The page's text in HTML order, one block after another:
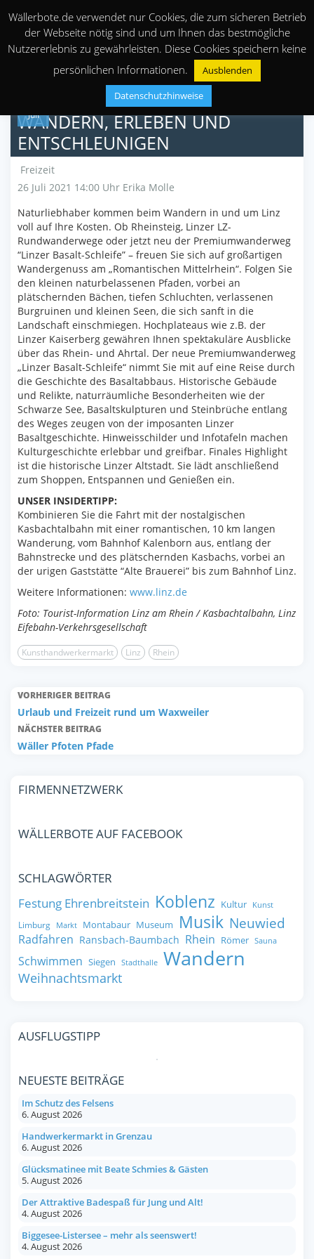
Juli
WANDERN, ERLEBEN UND
ENTSCHLEUNIGEN
Freizeit
26 Juli 2021 14:00 Uhr Erika Molle
Naturliebhaber kommen beim Wandern in und um Linz
voll auf Ihre Kosten. Ob Rheinsteig, Linzer LZ-
Rundwanderwege oder jetzt neu der Premiumwanderweg
“Linzer Basalt-Schleife” – freuen Sie sich auf großartigen
Wandergenuss am „Romantischen Mittelrhein“. Folgen Sie
den kleinen naturbelassenen Pfaden, vorbei an
plätschernden Bächen, tiefen Schluchten, verlassenen
Burgruinen und kleinen Seen, die sich sanft in die
Landschaft einschmiegen. Hochplateaus wie z.B. der
Linzer Kaiserberg gewähren Ihnen spektakuläre Ausblicke
über das Rhein- und Ahrtal. Der neue Premiumwanderweg
„Linzer Basalt-Schleife“ nimmt Sie mit auf eine Reise durch
die Geschichte des Basaltabbaus. Historische Gebäude
und Relikte, naturräumliche Besonderheiten wie der
Schwarze See, Basaltskulpturen und Steinbrüche entlang
des Weges zeugen von der imposanten Linzer
Basaltgeschichte. Hinweisschilder und Infotafeln machen
Kulturgeschichte erlebbar und greifbar. Finales Highlight
ist die historische Linzer Altstadt. Sie lädt anschließend
zum Shoppen, Entspannen und Genießen ein.
UNSER INSIDERTIPP:
Kombinieren Sie die Fahrt mit der nostalgischen
Kasbachtalbahn mit einer romantischen, 10 km langen
Wanderung, vom Bahnhof Kalenborn aus, entlang der
Bahnstrecke und des plätschernden Kasbachs, vorbei an
der urigen Gaststätte “Alte Brauerei” bis zum Bahnhof Linz.
Weitere Informationen: www.linz.de
Foto: Tourist-Information Linz am Rhein / Kasbachtalbahn, Linz
Eifebahn-Verkehrsgesellschaft
Kunsthandwerkermarkt Linz Rhein
VORHERIGER BEITRAG
Urlaub und Freizeit rund um Waxweiler
NÄCHSTER BEITRAG
Wäller Pfoten Pfade
FIRMENNETZWERK
WÄLLERBOTE AUF FACEBOOK
SCHLAGWÖRTER
Festung Ehrenbreitstein Koblenz Kultur Kunst
Limburg Markt Montabaur Museum Musik Neuwied
Radfahren Ransbach-Baumbach Rhein Römer Sauna
Schwimmen Siegen Stadthalle Wandern
Weihnachtsmarkt
AUSFLUGSTIPP
NEUESTE BEITRÄGE
Im Schutz des Felsens
6. August 2026
Handwerkermarkt in Grenzau
6. August 2026
Glücksmatinee mit Beate Schmies & Gästen
5. August 2026
Der Attraktive Badespaß für Jung und Alt!
4. August 2026
Biggesee-Listersee – mehr als seenswert!
4. August 2026
Wällerbote.de verwendet nur Cookies, die zum sicheren Betrieb
der Webseite nötig sind und um Ihnen das bestmögliche
Nutzererlebnis zu gewährleisten. Diese Cookies speichern keine
persönlichen Informationen.
Ausblenden
Datenschutzhinweise